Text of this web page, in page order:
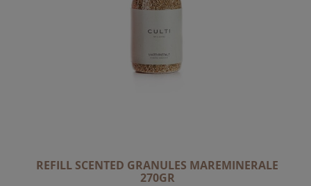
REFILL SCENTED GRANULES MAREMINERALE
270GR